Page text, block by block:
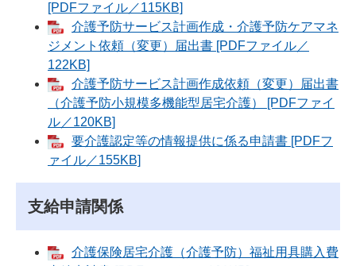
[PDFファイル／115KB]
介護予防サービス計画作成・介護予防ケアマネ
ジメント依頼（変更）届出書 [PDFファイル／
122KB]
介護予防サービス計画作成依頼（変更）届出書
（介護予防小規模多機能型居宅介護） [PDFファイ
ル／120KB]
要介護認定等の情報提供に係る申請書 [PDFフ
ァイル／155KB]
支給申請関係
介護保険居宅介護（介護予防）福祉用具購入費